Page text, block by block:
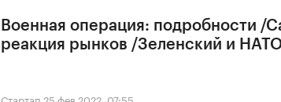
Военная операция: подробности /
реакция рынков /Зеленский и